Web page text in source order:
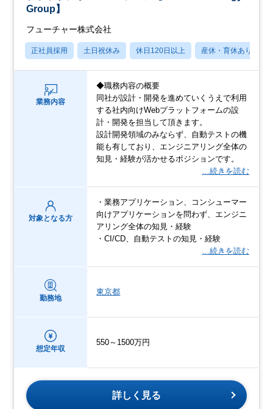
Group】
フューチャー株式会社
正社員採用 土日祝休み 休日120日以上 産休・育休あり
業務内容
◆職務内容の概要
同社が設計・開発を進めていくうえで利用
する社内向けWebプラットフォームの設
計・開発を担当して頂きます。
設計開発領域のみならず、自動テストの機
能も有しており、エンジニアリング全体の
知見・経験が活かせるポジションです。
…続きを読む
対象となる方
・業務アプリケーション、コンシューマー
向けアプリケーションを問わず、エンジニ
アリング全体の知見・経験
・CI/CD、自動テストの知見・経験
…続きを読む
勤務地
東京都
想定年収
550～1500万円
詳しく見る